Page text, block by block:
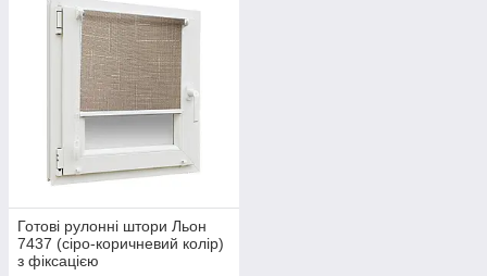
Готові рулонні штори Льон
7437 (сіро-коричневий колір)
з фіксацією